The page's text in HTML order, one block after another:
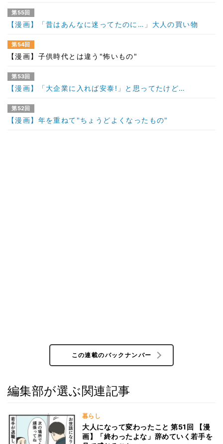
第55回
【漫画】「昔はあんなに迷ってたのに…」大人の買い物
第54回
【漫画】子供時代とは違う"怖いもの"
第53回
【漫画】「大企業に入れば安泰!」と思ってたけど…
第52回
【漫画】年を重ねて"ちょうどよくなったもの"
この連載のバックナンバー
編集部が選ぶ関連記事
暮らし
大人になって変わったこと 第51回 【漫
画】「終わったよな」辞めていく若手を